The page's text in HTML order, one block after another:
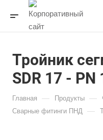
Тройник
SDR 17 - PN
Главная — Продукты —
Сварные фитинги ПНД —